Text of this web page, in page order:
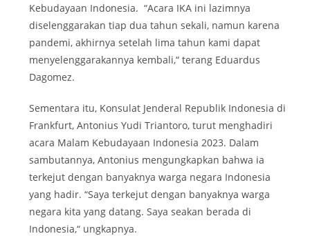
Kebudayaan Indonesia. “Acara IKA ini lazimnya
diselenggarakan tiap dua tahun sekali, namun karena
pandemi, akhirnya setelah lima tahun kami dapat
menyelenggarakannya kembali,“ terang Eduardus
Dagomez.
Sementara itu, Konsulat Jenderal Republik Indonesia di
Frankfurt, Antonius Yudi Triantoro, turut menghadiri
acara Malam Kebudayaan Indonesia 2023. Dalam
sambutannya, Antonius mengungkapkan bahwa ia
terkejut dengan banyaknya warga negara Indonesia
yang hadir. “Saya terkejut dengan banyaknya warga
negara kita yang datang. Saya seakan berada di
Indonesia,“ ungkapnya.